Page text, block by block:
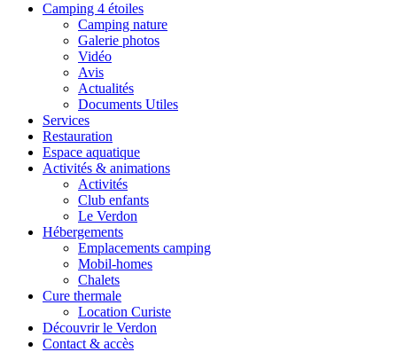
Camping 4 étoiles
Camping nature
Galerie photos
Vidéo
Avis
Actualités
Documents Utiles
Services
Restauration
Espace aquatique
Activités & animations
Activités
Club enfants
Le Verdon
Hébergements
Emplacements camping
Mobil-homes
Chalets
Cure thermale
Location Curiste
Découvrir le Verdon
Contact & accès